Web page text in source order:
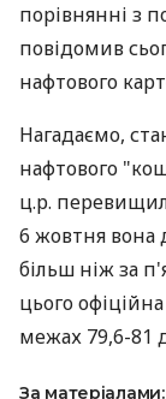
порівнянні з
повідомив
нафтового
Нагадаємо,
нафтового
ц.р.
6 жовтня вона
більш ніж за
цього
межах 79,6-81
За матеріалами: